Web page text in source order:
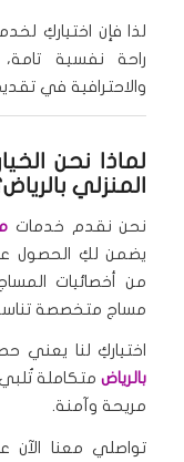
لذا فإن اختياركِ
راحة نفسية
والاحترافية في
لماذا نحن
المنزلي
نحن نقدم خدمات
يضمن لكِ الحصول
من أخصائيات
مساج متخصصة
اختياركِ لنا
بالرياضمتكاملة
مريحة وآمنة.
تواصلي معنا الآن